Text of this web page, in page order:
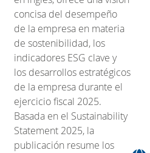
concisa del desempeño
de la empresa en materia
de sostenibilidad, los
indicadores ESG clave y
los desarrollos estratégicos
de la empresa durante el
ejercicio fiscal 2025.
Basada en el Sustainability
Statement 2025, la
publicación resume los